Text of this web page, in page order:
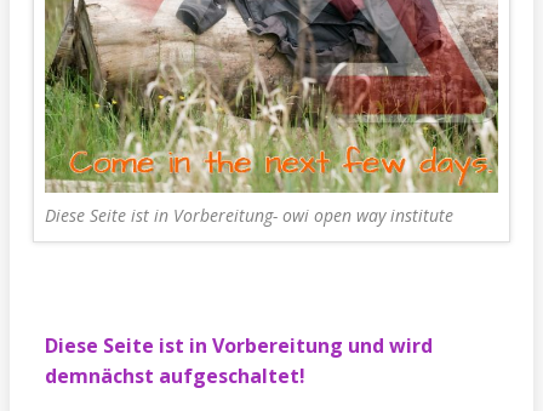
Diese Seite ist in Vorbereitung- owi open way institute
Diese Seite ist in Vorbereitung und wird
demnächst aufgeschaltet!